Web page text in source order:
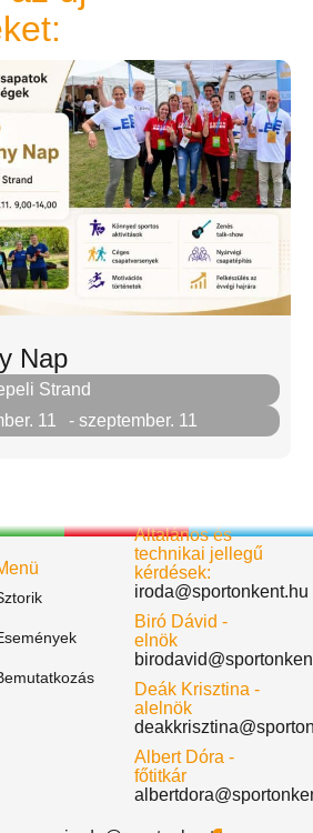
Nap
Strand
11
- szeptember. 11
Általános és
technikai jellegű
kérdések:
iroda@sportonkent.hu
Biró Dávid -
elnök
Deák Krisztina -
alelnök
Albert Dóra -
főtitkár